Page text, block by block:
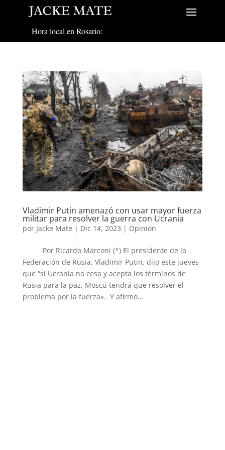
Hora local en Rosario:
Vladimir Putin amenazó con usar mayor fuerza
militar para resolver la guerra con Ucrania
por Jacke Mate | Dic 14, 2023 | Opinión
Por Ricardo Marconi (*) El presidente de la
Federación de Rusia, Vladimir Putin, dijo este jueves
que “si Ucrania no cesa y acepta los términos de
Rusia para la paz, Moscú tendrá que resolver el
problema por la fuerza». Y afirmó...